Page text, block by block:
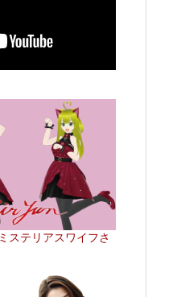
ステリアスワイフさ